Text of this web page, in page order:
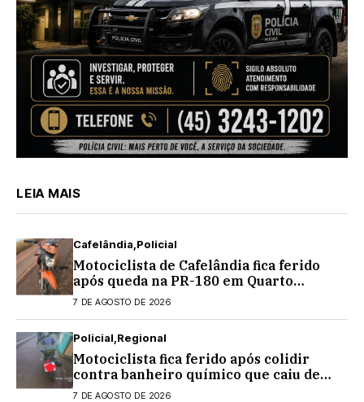
LEIA MAIS
Cafelândia Policial
Motociclista de Cafelândia fica ferido
após queda na PR-180 em Quarto
Centenário
7 DE AGOSTO DE 2026
Policial Regional
Motociclista fica ferido após colidir
contra banheiro químico que caiu de
caminhão na PRC-467, em Cascavel
7 DE AGOSTO DE 2026